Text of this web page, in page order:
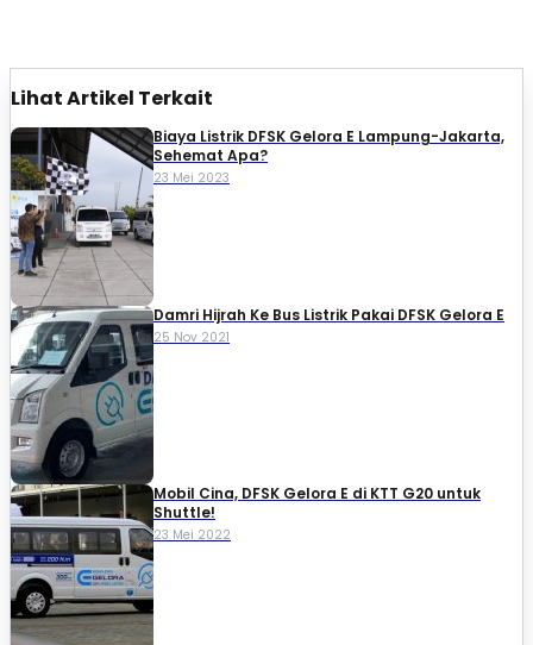
Lihat Artikel Terkait
Biaya Listrik DFSK Gelora E Lampung-Jakarta,
Sehemat Apa?
23 Mei 2023
Damri Hijrah Ke Bus Listrik Pakai DFSK Gelora E
25 Nov 2021
Mobil Cina, DFSK Gelora E di KTT G20 untuk
Shuttle!
23 Mei 2022